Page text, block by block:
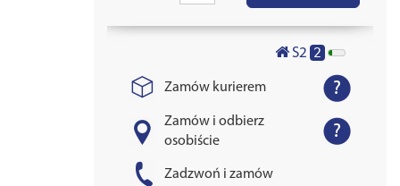
S2 2
Zamów kurierem
Zamów i odbierz
osobiście
Zadzwoń i zamów